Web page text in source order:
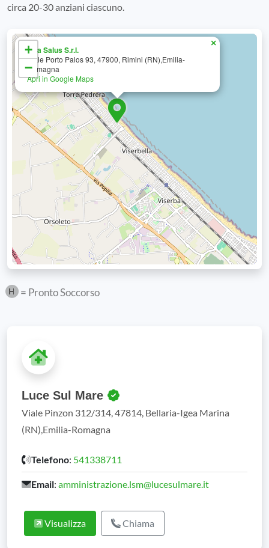
circa 20-30 anziani ciascuno.
Villa Salus S.r.l.
Viale Porto Palos 93, 47900, Rimini (RN),Emilia-
Romagna
Apri in Google Maps
×
+
−
= Pronto Soccorso
Luce Sul Mare
Viale Pinzon 312/314, 47814, Bellaria-Igea Marina
(RN),Emilia-Romagna
Telefono: 541338711
Email: amministrazione.lsm@lucesulmare.it
Visualizza Chiama